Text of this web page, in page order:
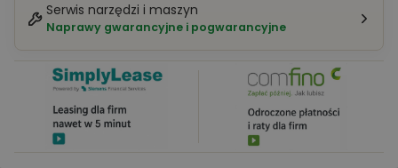
Serwis narzędzi i maszyn
Naprawy gwarancyjne i pogwarancyjne